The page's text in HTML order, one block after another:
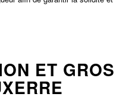
ET GROS